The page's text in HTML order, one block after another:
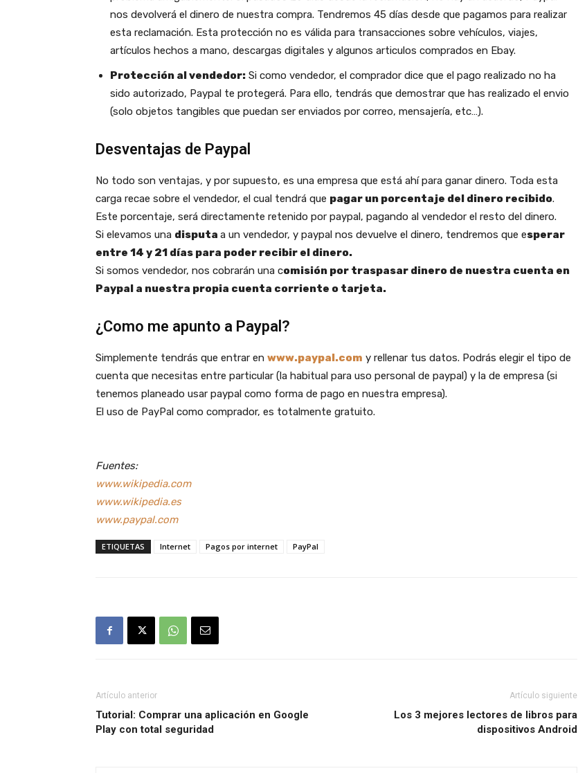
nos devolverá el dinero de nuestra compra. Tendremos 45 días desde que pagamos para realizar
esta reclamación. Esta protección no es válida para transacciones sobre vehículos, viajes,
artículos hechos a mano, descargas digitales y algunos articulos comprados en Ebay.
Protección al vendedor: Si como vendedor, el comprador dice que el pago realizado no ha
sido autorizado, Paypal te protegerá. Para ello, tendrás que demostrar que has realizado el envio
(solo objetos tangibles que puedan ser enviados por correo, mensajería, etc…).
Desventajas de Paypal
No todo son ventajas, y por supuesto, es una empresa que está ahí para ganar dinero. Toda esta
carga recae sobre el vendedor, el cual tendrá que pagar un porcentaje del dinero recibido.
Este porcentaje, será directamente retenido por paypal, pagando al vendedor el resto del dinero.
Si elevamos una disputa a un vendedor, y paypal nos devuelve el dinero, tendremos que esperar
entre 14 y 21 días para poder recibir el dinero.
Si somos vendedor, nos cobrarán una comisión por traspasar dinero de nuestra cuenta en
Paypal a nuestra propia cuenta corriente o tarjeta.
¿Como me apunto a Paypal?
Simplemente tendrás que entrar en www.paypal.com y rellenar tus datos. Podrás elegir el tipo de
cuenta que necesitas entre particular (la habitual para uso personal de paypal) y la de empresa (si
tenemos planeado usar paypal como forma de pago en nuestra empresa).
El uso de PayPal como comprador, es totalmente gratuito.
Fuentes:
www.wikipedia.com
www.wikipedia.es
www.paypal.com
ETIQUETAS Internet Pagos por internet PayPal
Artículo anterior
Tutorial: Comprar una aplicación en Google
Play con total seguridad
Artículo siguiente
Los 3 mejores lectores de libros para
dispositivos Android